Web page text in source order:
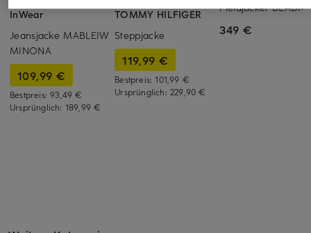
InWear
Jeansjacke MABLEIW
MINONA
109,99 €
Bestpreis:93,49 €
Ursprünglich: 189,99 €
TOMMY HILFIGER
Steppjacke
119,99 €
Bestpreis:101,99 €
Ursprünglich: 229,90 €
Fieldjacket
349 €